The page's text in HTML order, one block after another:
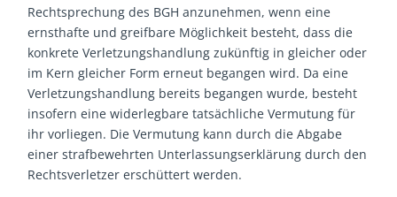
Rechtsprechung des BGH anzunehmen, wenn eine
ernsthafte und greifbare Möglichkeit besteht, dass die
konkrete Verletzungshandlung zukünftig in gleicher oder
im Kern gleicher Form erneut begangen wird. Da eine
Verletzungshandlung bereits begangen wurde, besteht
insofern eine widerlegbare tatsächliche Vermutung für
ihr vorliegen. Die Vermutung kann durch die Abgabe
einer strafbewehrten Unterlassungserklärung durch den
Rechtsverletzer erschüttert werden.